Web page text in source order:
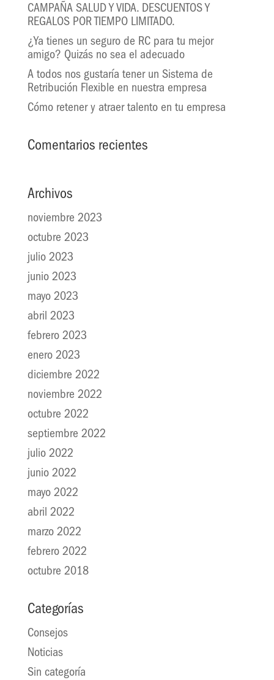
CAMPAÑA SALUD Y VIDA. DESCUENTOS Y
REGALOS POR TIEMPO LIMITADO.
¿Ya tienes un seguro de RC para tu mejor
amigo? Quizás no sea el adecuado
A todos nos gustaría tener un Sistema de
Retribución Flexible en nuestra empresa
Cómo retener y atraer talento en tu empresa
Comentarios recientes
Archivos
noviembre 2023
octubre 2023
julio 2023
junio 2023
mayo 2023
abril 2023
febrero 2023
enero 2023
diciembre 2022
noviembre 2022
octubre 2022
septiembre 2022
julio 2022
junio 2022
mayo 2022
abril 2022
marzo 2022
febrero 2022
octubre 2018
Categorías
Consejos
Noticias
Sin categoría